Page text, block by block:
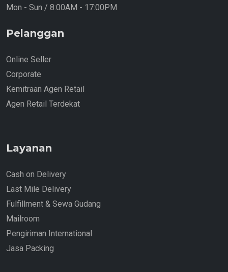
Mon - Sun / 8:00AM - 17:00PM
Pelanggan
Online Seller
Corporate
Kemitraan Agen Retail
Agen Retail Terdekat
Layanan
Cash on Delivery
Last Mile Delivery
Fulfillment & Sewa Gudang
Mailroom
Pengiriman International
Jasa Packing